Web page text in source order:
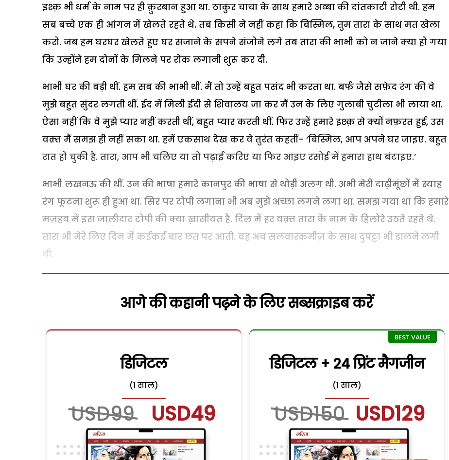
इश्क़ भी धर्म के नाम पर ही क़ुरबान हुआ था. ठाकुर चाचा के साथ हमारे अब्बा की दांतकाटी रोटी थी. हम
सब बच्चे एक ही आंगन में खेलते रहते थे. तब किसी ने नहीं कहा कि बिस्मिल, तुम तारा के साथ मत खेला
करो. जब हम घरघर खेलते हुए घर सजाने के सपने संजोने लगे तब तारा की भाभी को न जाने क्या हो गया
कि उन्होंने हम दोनों के मिलने पर रोक लगानी शुरू कर दी.
भाभी घर की बड़ी थीं. हम सब की भाभी थीं. मैं तो उन्हें बहुत पसंद भी करता था. बर्फ जैसे सफ़ेद रंग की वे
मुझे बहुत सुंदर लगती थीं. ईद में मिली ईदी से शिवालय जा कर मैं उन के लिए गुलाबी चुटीला भी लाया था.
ऐसा नहीं कि वे मुझे प्यार नहीं करती थीं, बहुत प्यार करती थीं. फिर उन्हें हमारे इश्क़ से क्यों नफ़रत हुई, उस
वक़्त मैं समझ ही नहीं सका था. हमें एकसाथ देख कर वे तुरंत कहतीं- ‘बिस्मिल, आप अपने घर जाइए. बहुत
रात हो चुकी है. तारा, आप भी चलिए या तो पढ़ाई करिए या फिर आइए रसोई में हमारा हाथ बंटाइए.’
भाभी लखनऊ की थीं. उन की भाषा हमारे कानपुर की भाषा से थोड़ी अलग थी. अभी मेरी दाढ़ीमूंछों में स्याह
रंग फूटना शुरू ही हुआ था. सिर पर टोपी लगाना भी अब मुझे अच्छा लगने लगा था. समझ गया था कि हमारे
मज़हब में इस जालीदार टोपी की क्या ख़ासीयत है. दिल में हर वक़्त तारा के नाम के हिलोरे उठते रहते थे.
तारा भी मेरे लिए दिन में कईकई बार छत पर आती. वह अब सलवारक़मीज़ के साथ दुपट्टा भी डालने लगी
थी.
आगे की कहानी पढ़ने के लिए सब्सक्राइब करें
डिजिटल
(1 साल)
USD99 USD49
डिजिटल + 24 प्रिंट मैगजीन
(1 साल)
USD150 USD129